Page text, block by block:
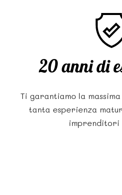
20 anni di
Ti garantiamo la
tanta esperienza
imprenditori